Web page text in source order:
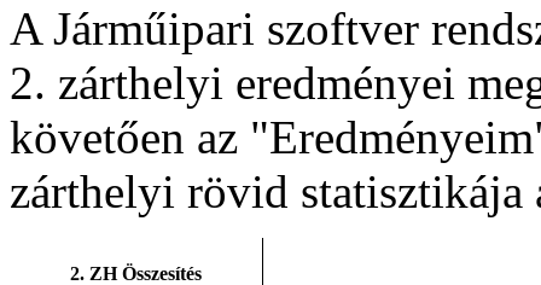
A Járműipari szoftver
2. zárthelyi eredményei
követően az
zárthelyi rövid statisztikája
2. ZH Összesítés